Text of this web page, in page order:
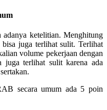
ketelitian. Menghitung
juga terlihat sulit. Terlihat
volume pekerjaan dengan
juga terlihat sulit karena ada
secara umum ada 5 poin